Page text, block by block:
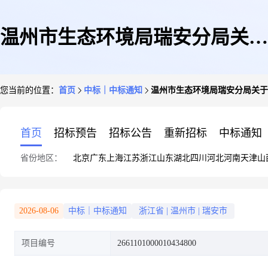
温州市生态环境局瑞安分局关于
您当前的位置： 首页 中标｜中标通知 温州市生态环境局瑞安分局关
首页 招标预告 招标公告 重新招标 中标通知
省份地区： 北京广东 上海江苏浙江山东湖北四川 河北河南天津山
2026-08-06 中标｜中标通知 浙江省 温州市 瑞安市
项目编号 2661101000010434800